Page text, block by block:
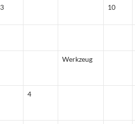
3 10
Werkzeug
4